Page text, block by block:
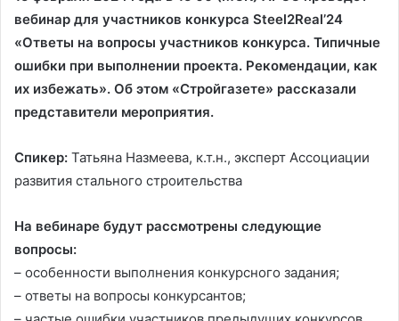
вебинар для участников конкурса Steel2Real’24
«Ответы на вопросы участников конкурса. Типичные
ошибки при выполнении проекта. Рекомендации, как
их избежать». Об этом «Стройгазете» рассказали
представители мероприятия.
Спикер: Татьяна Назмеева, к.т.н., эксперт Ассоциации
развития стального строительства
На вебинаре будут рассмотрены следующие
вопросы:
– особенности выполнения конкурсного задания;
– ответы на вопросы конкурсантов;